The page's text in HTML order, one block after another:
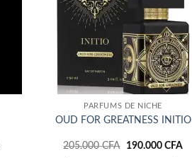
PARFUMS DE NICHE
OUD FOR GREATNESS INITIO
205.000CFA
Le
190.000 CFALe